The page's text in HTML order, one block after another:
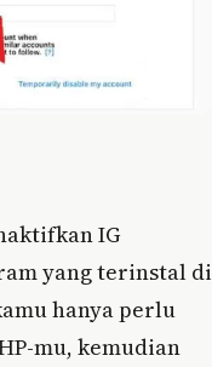
IG
yang terinstal di
hanya perlu
mu, kemudian